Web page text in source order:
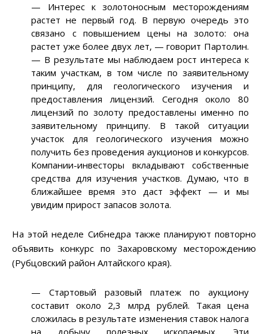
— Интерес к золотоносным месторождениям
растет не первый год. В первую очередь это
связано с повышением цены на золото: она
растет уже более двух лет, — говорит Партолин.
— В результате мы наблюдаем рост интереса к
таким участкам, в том числе по заявительному
принципу, для геологического изучения и
предоставления лицензий. Сегодня около 80
лицензий по золоту предоставлены именно по
заявительному принципу. В такой ситуации
участок для геологического изучения можно
получить без проведения аукционов и конкурсов.
Компании-инвесторы вкладывают собственные
средства для изучения участков. Думаю, что в
ближайшее время это даст эффект — и мы
увидим прирост запасов золота.
На этой неделе Сибнедра также планируют повторно
объявить конкурс по Захаровскому месторождению
(Рубцовский район Алтайского края).
— Стартовый разовый платеж по аукциону
составит около 2,3 млрд рублей. Такая цена
сложилась в результате изменения ставок налога